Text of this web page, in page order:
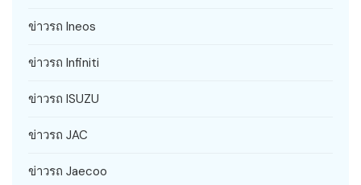
ข่าวรถ Ineos
ข่าวรถ Infiniti
ข่าวรถ ISUZU
ข่าวรถ JAC
ข่าวรถ Jaecoo